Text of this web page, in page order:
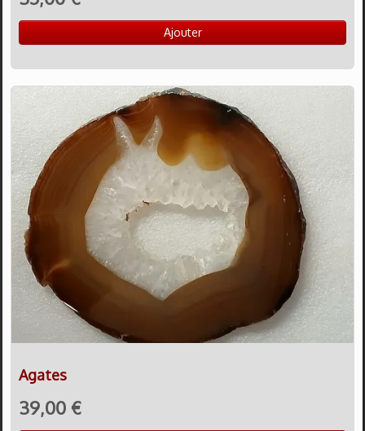
Ajouter
Agates
39,00 €